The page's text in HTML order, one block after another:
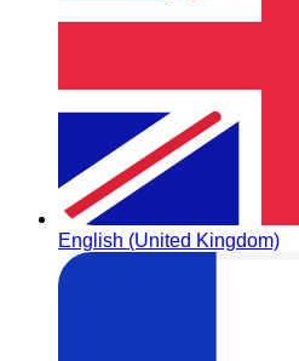
English (United Kingdom)